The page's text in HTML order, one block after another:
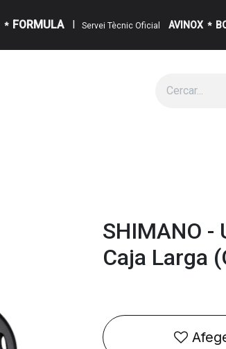
* FORMULA I Servei Tècnic Oficial AVINOX *
SHIMANO -
Caja Larga